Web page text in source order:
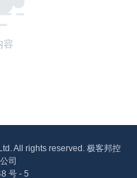
容
All rights reserved. 极客邦控
司
号 - 5